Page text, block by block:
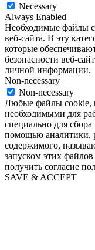
Necessary
Always Enabled
Необходимые файлы
веб-сайта. В эту
которые
безопасности веб-
личной информации.
Non-necessary
Non-necessary
Любые файлы cookie,
необходимыми для
специально для
помощью аналитики,
содержимого,
запуском этих
получить согласие
SAVE & ACCEPT